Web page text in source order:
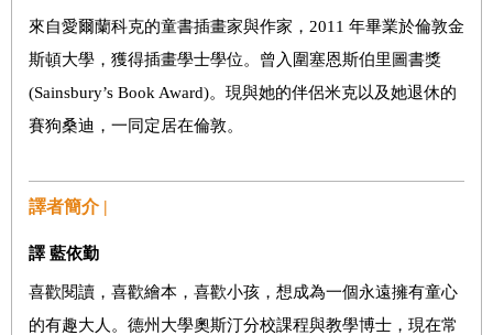
來自愛爾蘭科克的童書插畫家與作家，2011 年畢業於倫敦金
斯頓大學，獲得插畫學士學位。曾入圍塞恩斯伯里圖書獎
(Sainsbury’s Book Award)。現與她的伴侶米克以及她退休的
賽狗桑迪，一同定居在倫敦。
譯者簡介 |
譯 藍依勤
喜歡閱讀，喜歡繪本，喜歡小孩，想成為一個永遠擁有童心
的有趣大人。德州大學奧斯汀分校課程與教學博士，現在常